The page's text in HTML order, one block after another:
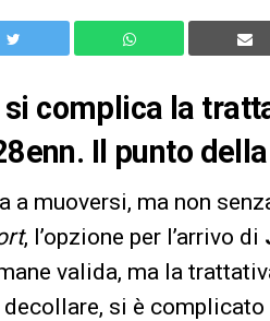
complica la
Il punto
a muoversi, ma non
, l’opzione per l’arrivo di
valida, ma la
decollare, si è